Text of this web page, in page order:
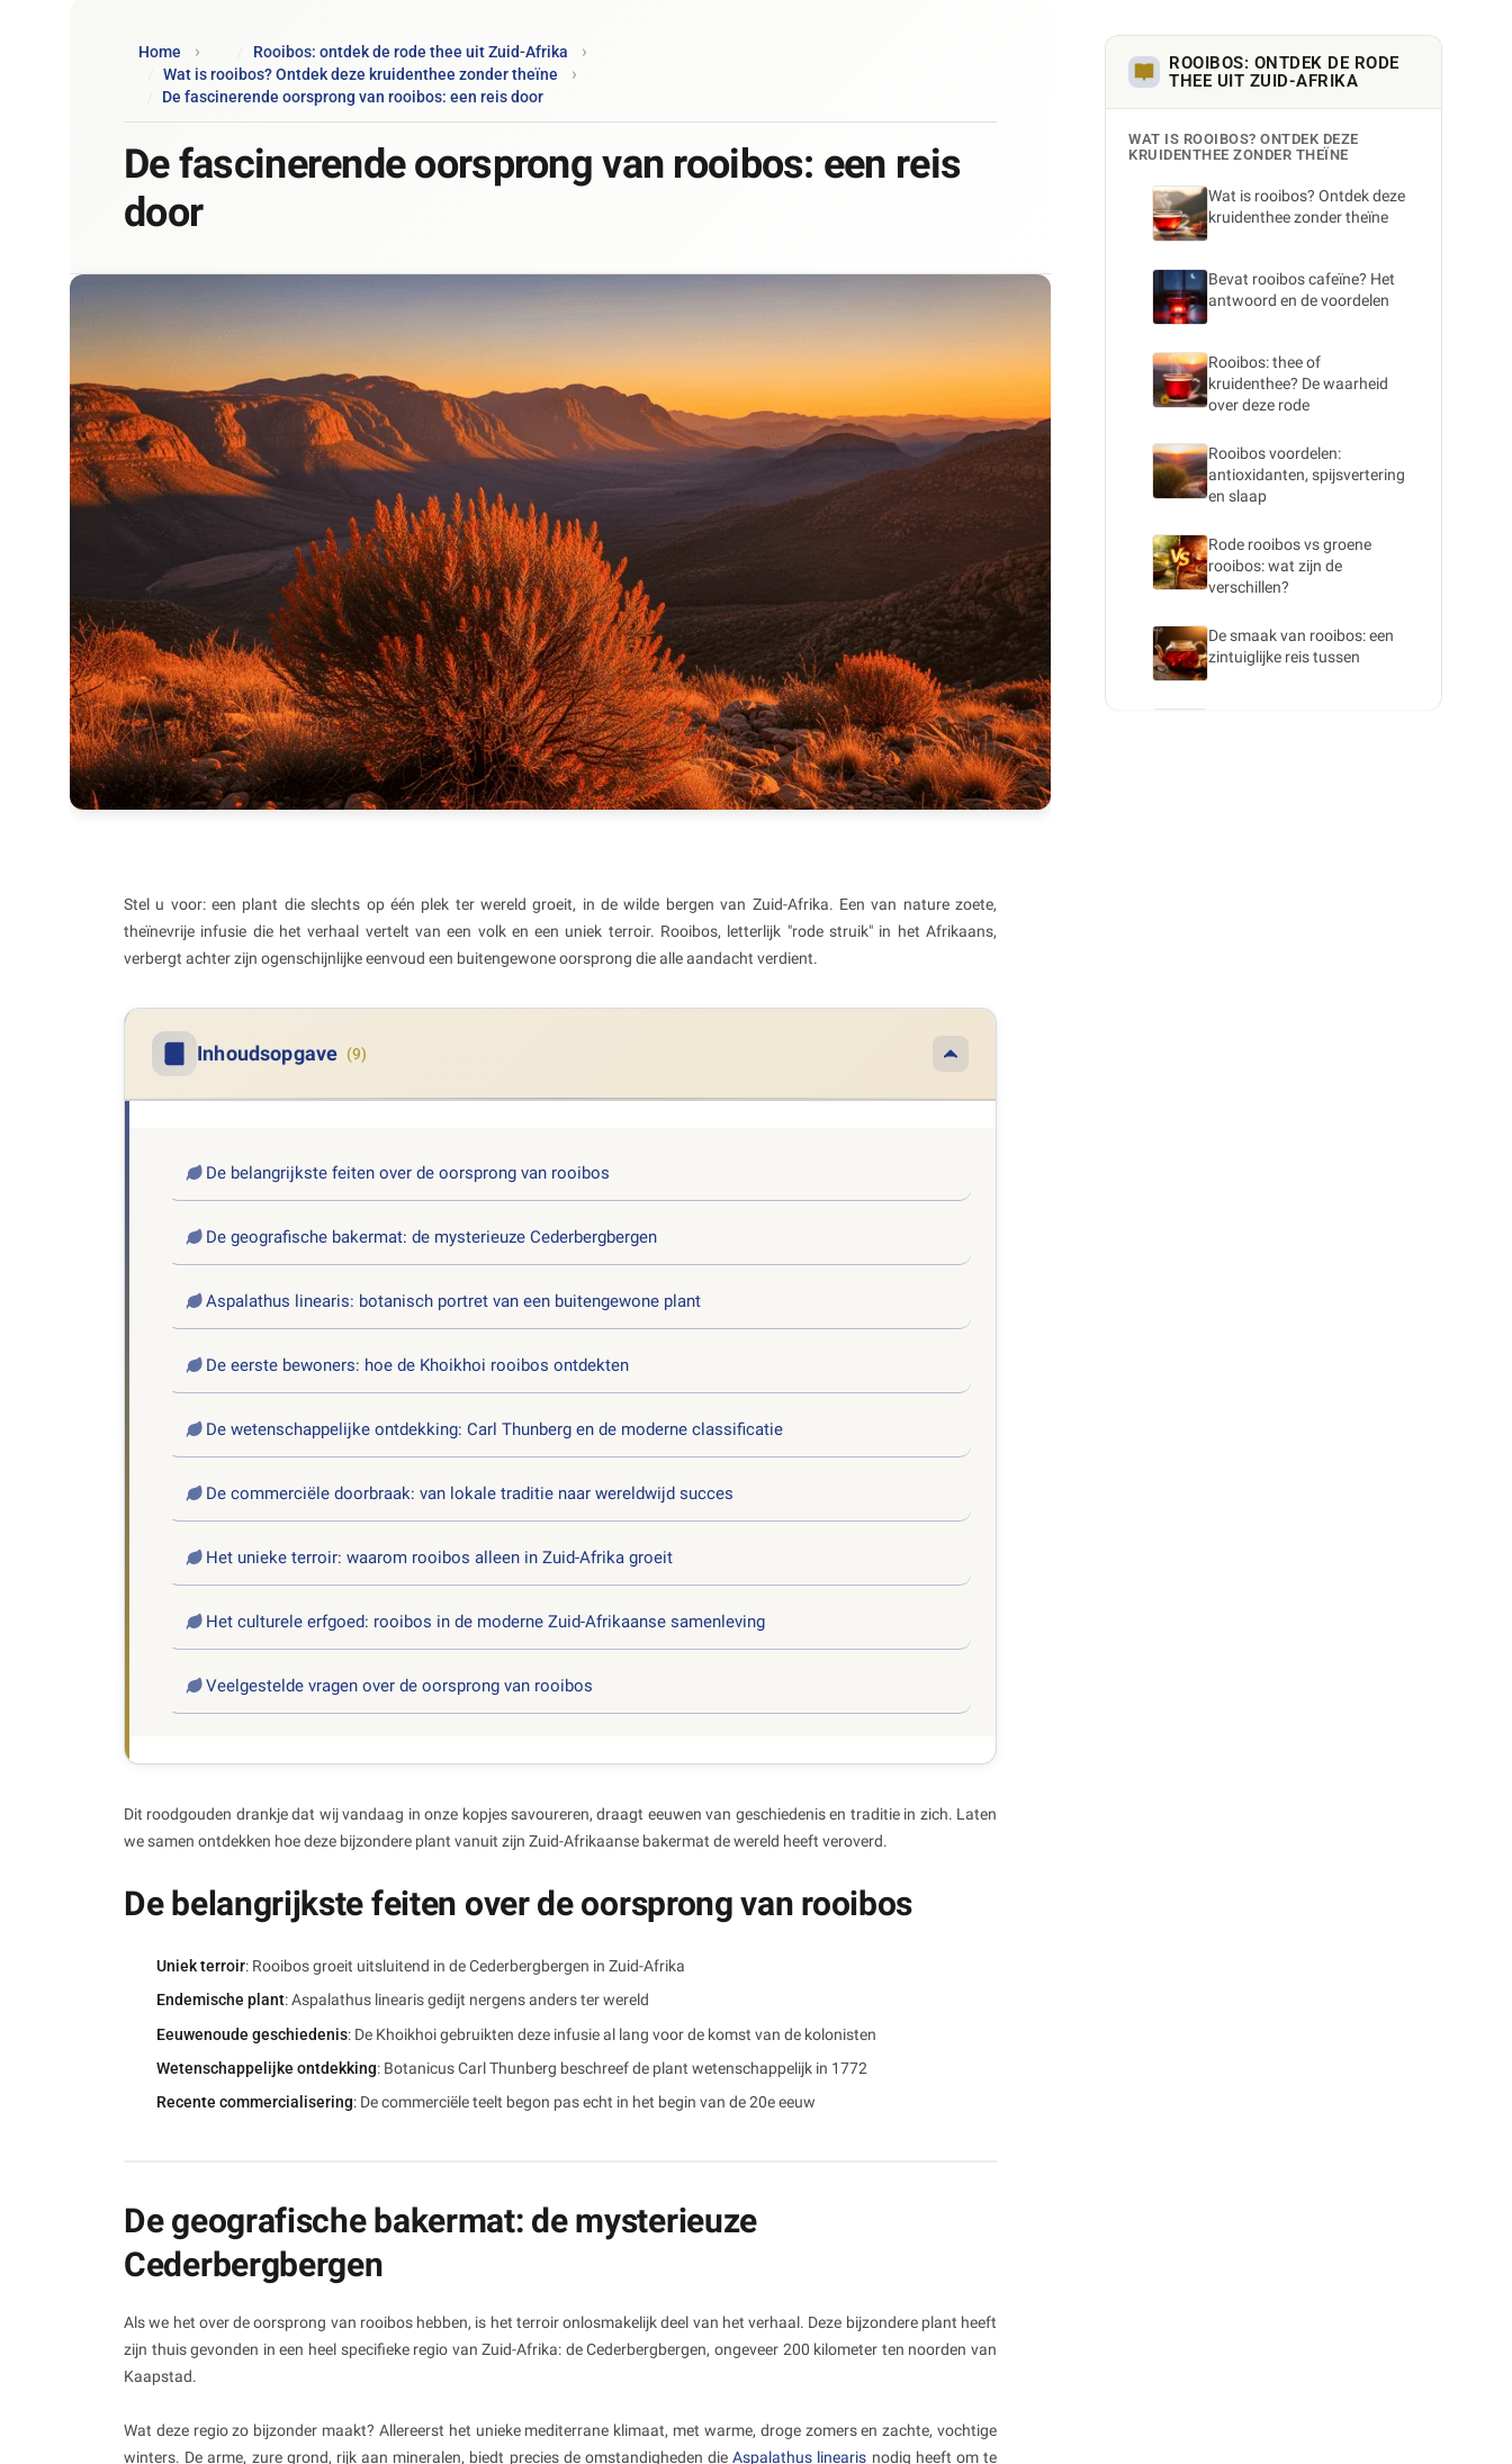
Home
Rooibos: ontdek de rode thee uit Zuid-Afrika
Wat is rooibos? Ontdek deze kruidenthee zonder theïne
De fascinerende oorsprong van rooibos: een reis door
De fascinerende oorsprong van rooibos: een reis
door
Stel u voor: een plant die slechts op één plek ter wereld groeit, in de wilde bergen van Zuid-Afrika. Een van nature zoete,
theïnevrije infusie die het verhaal vertelt van een volk en een uniek terroir. Rooibos, letterlijk "rode struik" in het Afrikaans,
verbergt achter zijn ogenschijnlijke eenvoud een buitengewone oorsprong die alle aandacht verdient.
Inhoudsopgave (9)
De belangrijkste feiten over de oorsprong van rooibos
De geografische bakermat: de mysterieuze Cederbergbergen
Aspalathus linearis: botanisch portret van een buitengewone plant
De eerste bewoners: hoe de Khoikhoi rooibos ontdekten
De wetenschappelijke ontdekking: Carl Thunberg en de moderne classificatie
De commerciële doorbraak: van lokale traditie naar wereldwijd succes
Het unieke terroir: waarom rooibos alleen in Zuid-Afrika groeit
Het culturele erfgoed: rooibos in de moderne Zuid-Afrikaanse samenleving
Veelgestelde vragen over de oorsprong van rooibos
Dit roodgouden drankje dat wij vandaag in onze kopjes savoureren, draagt eeuwen van geschiedenis en traditie in zich. Laten
we samen ontdekken hoe deze bijzondere plant vanuit zijn Zuid-Afrikaanse bakermat de wereld heeft veroverd.
De belangrijkste feiten over de oorsprong van rooibos
Uniek terroir: Rooibos groeit uitsluitend in de Cederbergbergen in Zuid-Afrika
Endemische plant: Aspalathus linearis gedijt nergens anders ter wereld
Eeuwenoude geschiedenis: De Khoikhoi gebruikten deze infusie al lang voor de komst van de kolonisten
Wetenschappelijke ontdekking: Botanicus Carl Thunberg beschreef de plant wetenschappelijk in 1772
Recente commercialisering: De commerciële teelt begon pas echt in het begin van de 20e eeuw
De geografische bakermat: de mysterieuze
Cederbergbergen
Als we het over de oorsprong van rooibos hebben, is het terroir onlosmakelijk deel van het verhaal. Deze bijzondere plant heeft
zijn thuis gevonden in een heel specifieke regio van Zuid-Afrika: de Cederbergbergen, ongeveer 200 kilometer ten noorden van
Kaapstad.
Wat deze regio zo bijzonder maakt? Allereerst het unieke mediterrane klimaat, met warme, droge zomers en zachte, vochtige
winters. De arme, zure grond, rijk aan mineralen, biedt precies de omstandigheden dieAspalathus linearis nodig heeft om te
ROOIBOS: ONTDEK DE RODE
THEE UIT ZUID-AFRIKA
WAT IS ROOIBOS? ONTDEK DEZE
KRUIDENTHEE ZONDER THEÏNE
Wat is rooibos? Ontdek deze
kruidenthee zonder theïne
Bevat rooibos cafeïne? Het
antwoord en de voordelen
Rooibos: thee of
kruidenthee? De waarheid
over deze rode
Rooibos voordelen:
antioxidanten, spijsvertering
en slaap
Rode rooibos vs groene
rooibos: wat zijn de
verschillen?
De smaak van rooibos: een
zintuiglijke reis tussen